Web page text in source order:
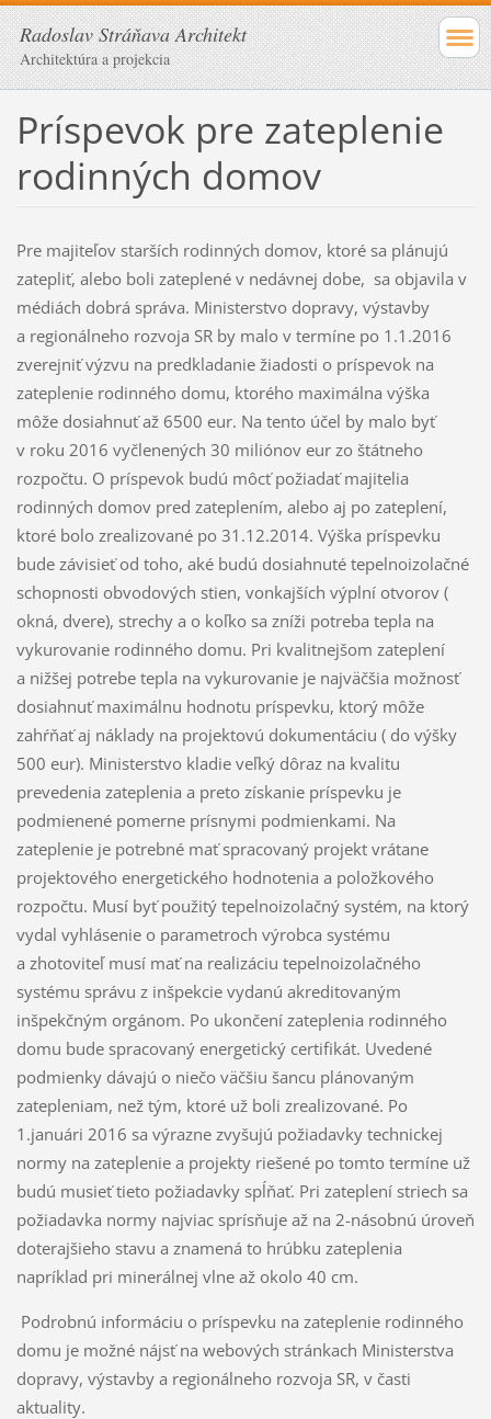
Radoslav Stráňava Architekt
Architektúra a projekcia
Príspevok pre zateplenie
rodinných domov
Pre majiteľov starších rodinných domov, ktoré sa plánujú
zatepliť, alebo boli zateplené v nedávnej dobe, sa objavila v
médiách dobrá správa. Ministerstvo dopravy, výstavby
a regionálneho rozvoja SR by malo v termíne po 1.1.2016
zverejniť výzvu na predkladanie žiadosti o príspevok na
zateplenie rodinného domu, ktorého maximálna výška
môže dosiahnuť až 6500 eur. Na tento účel by malo byť
v roku 2016 vyčlenených 30 miliónov eur zo štátneho
rozpočtu. O príspevok budú môcť požiadať majitelia
rodinných domov pred zateplením, alebo aj po zateplení,
ktoré bolo zrealizované po 31.12.2014. Výška príspevku
bude závisieť od toho, aké budú dosiahnuté tepelnoizolačné
schopnosti obvodových stien, vonkajších výplní otvorov (
okná, dvere), strechy a o koľko sa zníži potreba tepla na
vykurovanie rodinného domu. Pri kvalitnejšom zateplení
a nižšej potrebe tepla na vykurovanie je najväčšia možnosť
dosiahnuť maximálnu hodnotu príspevku, ktorý môže
zahŕňať aj náklady na projektovú dokumentáciu ( do výšky
500 eur). Ministerstvo kladie veľký dôraz na kvalitu
prevedenia zateplenia a preto získanie príspevku je
podmienené pomerne prísnymi podmienkami. Na
zateplenie je potrebné mať spracovaný projekt vrátane
projektového energetického hodnotenia a položkového
rozpočtu. Musí byť použitý tepelnoizolačný systém, na ktorý
vydal vyhlásenie o parametroch výrobca systému
a zhotoviteľ musí mať na realizáciu tepelnoizolačného
systému správu z inšpekcie vydanú akreditovaným
inšpekčným orgánom. Po ukončení zateplenia rodinného
domu bude spracovaný energetický certifikát. Uvedené
podmienky dávajú o niečo väčšiu šancu plánovaným
zatepleniam, než tým, ktoré už boli zrealizované. Po
1.januári 2016 sa výrazne zvyšujú požiadavky technickej
normy na zateplenie a projekty riešené po tomto termíne už
budú musieť tieto požiadavky spĺňať. Pri zateplení striech sa
požiadavka normy najviac sprísňuje až na 2-násobnú úroveň
doterajšieho stavu a znamená to hrúbku zateplenia
napríklad pri minerálnej vlne až okolo 40 cm.
Podrobnú informáciu o príspevku na zateplenie rodinného
domu je možné nájsť na webových stránkach Ministerstva
dopravy, výstavby a regionálneho rozvoja SR, v časti
aktuality.